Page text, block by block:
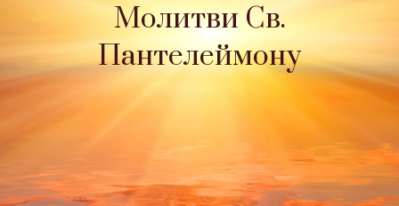
Молитви Св.
Пантелеймону